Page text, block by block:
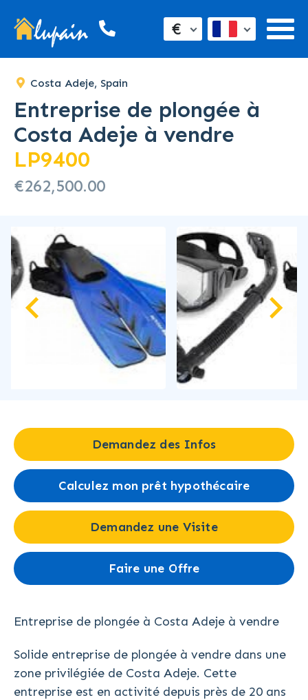
€
Costa Adeje, Spain
Entreprise de plongée à
Costa Adeje à vendre
LP9400
€262,500.00
Demandez des Infos
Calculez mon prêt hypothécaire
Demandez une Visite
Faire une Offre
Entreprise de plongée à Costa Adeje à vendre
Solide entreprise de plongée à vendre dans une
zone privilégiée de Costa Adeje. Cette
entreprise est en activité depuis près de 20 ans